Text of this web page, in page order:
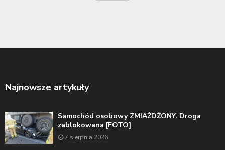
Najnowsze artykuły
Samochód osobowy ZMIAŻDŻONY. Droga
zablokowana [FOTO]
7 sierpnia 2026